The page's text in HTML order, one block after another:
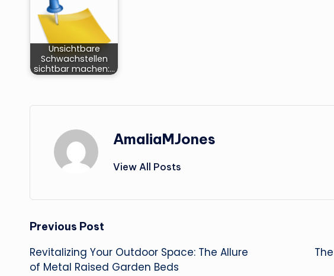
Unsichtbare
Schwachstellen
sichtbar machen:…
AmaliaMJones
View All Posts
Post
navigation
Previous Post
Revitalizing Your Outdoor Space: The Allure
of Metal Raised Garden Beds